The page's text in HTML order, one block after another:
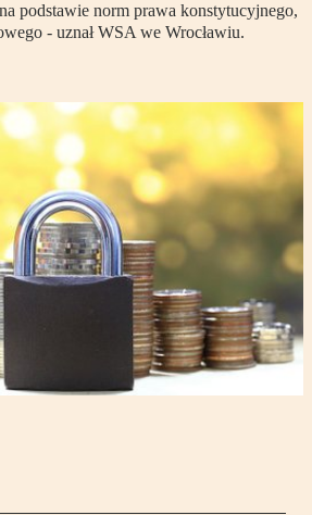
podstawie norm prawa konstytucyjnego,
- uznał WSA we Wrocławiu.